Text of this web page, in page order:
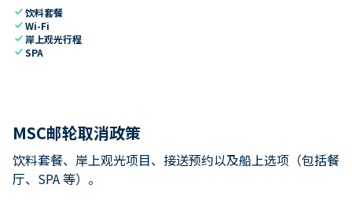
check饮料套餐
checkWi-Fi
check 岸上观光行程
checkSPA
MSC邮轮取消政策
饮料套餐、岸上观光项目、接送预约以及船上选项（包括餐
厅、SPA 等）。